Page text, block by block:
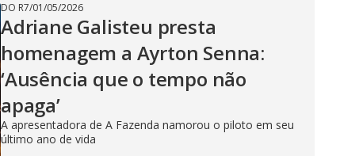
DO R7/01/05/2026
Adriane Galisteu presta
homenagem a Ayrton Senna:
‘Ausência que o tempo não
apaga’
A apresentadora de A Fazenda namorou o piloto em seu
último ano de vida